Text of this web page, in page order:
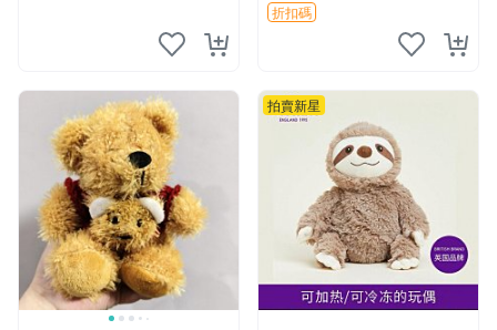
折扣碼
拍賣新星